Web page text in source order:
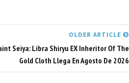
OLDER ARTICLE
Seiya: Libra Shiryu EX Inheritor Of The
Gold Cloth Llega En Agosto De 2026